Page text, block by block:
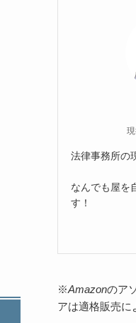
法律事務所の
なんでも屋を
す！
※Amazonのア
アは適格販売に